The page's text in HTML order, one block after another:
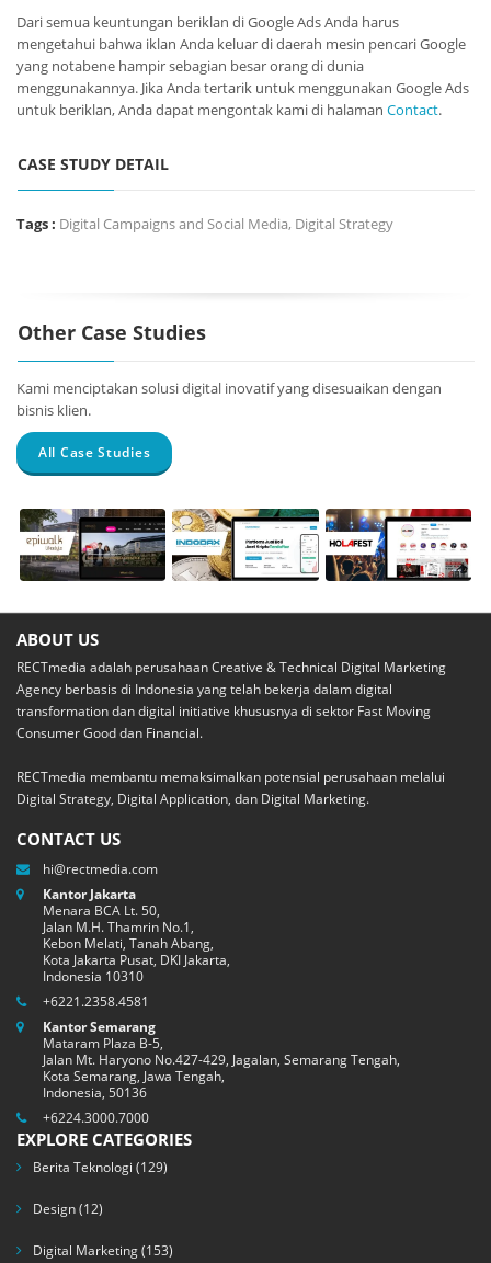
Dari semua keuntungan beriklan di Google Ads Anda harus
mengetahui bahwa iklan Anda keluar di daerah mesin pencari Google
yang notabene hampir sebagian besar orang di dunia
menggunakannya. Jika Anda tertarik untuk menggunakan Google Ads
untuk beriklan, Anda dapat mengontak kami di halaman Contact.
CASE STUDY DETAIL
Tags : Digital Campaigns and Social Media, Digital Strategy
Other Case Studies
Kami menciptakan solusi digital inovatif yang disesuaikan dengan
bisnis klien.
All Case Studies
Corporate
Website and E-
commerce UX
Design and
Usability
Indodax
Digital Strategy
Web App
Social Media
ABOUT US
RECTmedia adalah perusahaan Creative & Technical Digital Marketing
Agency berbasis di Indonesia yang telah bekerja dalam digital
transformation dan digital initiative khususnya di sektor Fast Moving
Consumer Good dan Financial.
RECTmedia membantu memaksimalkan potensial perusahaan melalui
Digital Strategy, Digital Application, dan Digital Marketing.
CONTACT US
hi@rectmedia.com
Kantor Jakarta
Menara BCA Lt. 50,
Jalan M.H. Thamrin No.1,
Kebon Melati, Tanah Abang,
Kota Jakarta Pusat, DKI Jakarta,
Indonesia 10310
+6221.2358.4581
Kantor Semarang
Mataram Plaza B-5,
Jalan Mt. Haryono No.427-429, Jagalan, Semarang Tengah,
Kota Semarang, Jawa Tengah,
Indonesia, 50136
+6224.3000.7000
EXPLORE CATEGORIES
Berita Teknologi (129)
Design(12)
Digital Marketing(153)